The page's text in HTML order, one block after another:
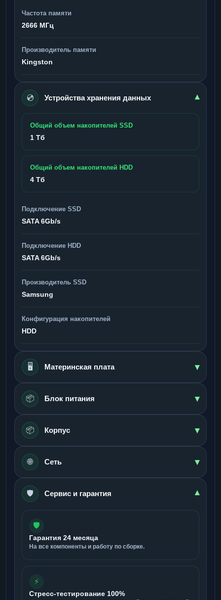
Частота памяти
2666 МГц
Производитель памяти
Kingston
💿 Устройства хранения данных ▾
Общий объем накопителей SSD
1 Тб
Общий объем накопителей HDD
4 Тб
Подключение SSD
SATA 6Gb/s
Подключение HDD
SATA 6Gb/s
Производитель SSD
Samsung
Конфигурация накопителей
HDD
🖥️ Материнская плата ▾
📦 Блок питания ▾
📦 Корпус ▾
🌐 Сеть ▾
🛡️ Сервис и гарантия ▾
🛡️
Гарантия 24 месяца
На все компоненты и работу по сборке.
⚡
Стресс-тестирование 100%